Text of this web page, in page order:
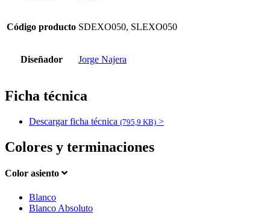
Código producto SDEXO050, SLEXO050
Diseñador Jorge Najera
Ficha técnica
Descargar ficha técnica (795,9 KB) >
Colores y terminaciones
Color asiento
Blanco
Blanco Absoluto